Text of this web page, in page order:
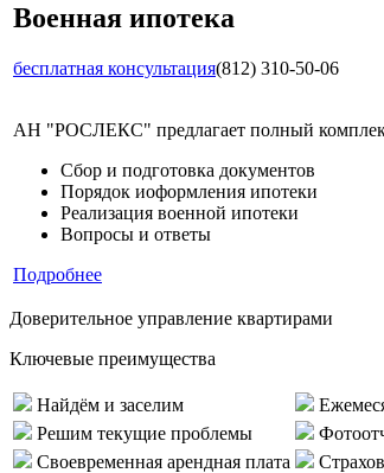
Военная ипотека
бесплатная консультация(812) 310-50-06
АН "РОСЛЕКС" предлагает полный
Сбор и подготовка документов
Порядок иоформления ипотеки
Реализация военной ипотеки
Вопросы и ответы
Подробнее
Доверительное управление квартирами
Ключевые преимущества
Найдём и заселим
Решим текущие проблемы
Своевременная арендная плата